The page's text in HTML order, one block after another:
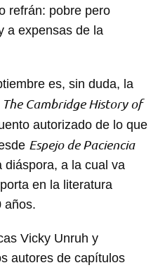
refrán: pobre pero
a expensas de la
es, sin duda, la
The Cambridge History of
autorizado de lo que
Espejo de Paciencia
diáspora, a la cual va
en la literatura
años.
Vicky Unruh y
autores de capítulos